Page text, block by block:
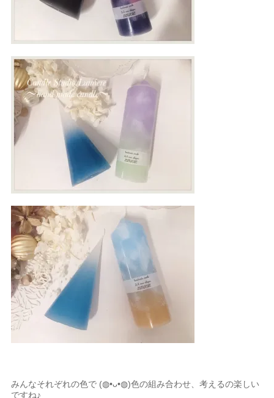
みんなそれぞれの色で (◍•ᴗ•◍)色の組み合わせ、考えるの楽しい
ですね♪